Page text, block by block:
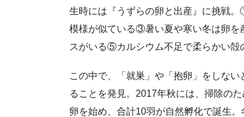
生時には『うずらの卵と出産』に挑戦
模様が似ている③暑い夏や寒い冬は卵を
スがいる⑤カルシウム不足で柔らかい
この中で、「就巣」や「抱卵」をしな
ることを発見。2017年秋には、掃除の
卵を始め、合計10羽が自然孵化で誕生